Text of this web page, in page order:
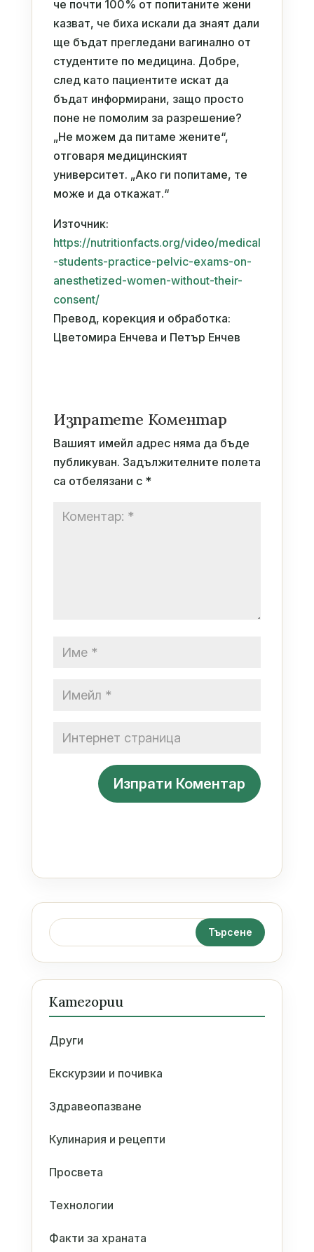
че почти 100% от попитаните жени
казват, че биха искали да знаят дали
ще бъдат прегледани вагинално от
студентите по медицина. Добре,
след като пациентите искат да
бъдат информирани, защо просто
поне не помолим за разрешение?
„Не можем да питаме жените“,
отговаря медицинският
университет. „Ако ги попитаме, те
може и да откажат.“
Източник:
https://nutritionfacts.org/video/medical
-students-practice-pelvic-exams-on-
anesthetized-women-without-their-
consent/
Превод, корекция и обработка:
Цветомира Енчева и Петър Енчев
Изпратете Коментар
Вашият имейл адрес няма да бъде
публикуван. Задължителните полета
са отбелязани с *
Категории
Други
Екскурзии и почивка
Здравеопазване
Кулинария и рецепти
Просвета
Технологии
Факти за храната